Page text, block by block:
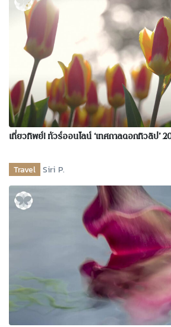
เที่ยวทิพย์! ทัวร์ออนไลน์ ‘เทศกาลดอกทิวลิป’
Travel Siri P.